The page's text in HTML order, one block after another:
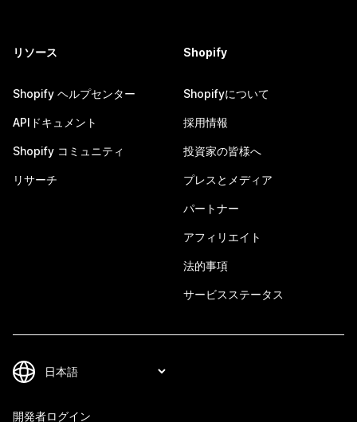
リソース
Shopify ヘルプセンター
APIドキュメント
Shopify コミュニティ
リサーチ
Shopify
Shopifyについて
採用情報
投資家の皆様へ
プレスとメディア
パートナー
アフィリエイト
法的事項
サービスステータス
開発者ログイン